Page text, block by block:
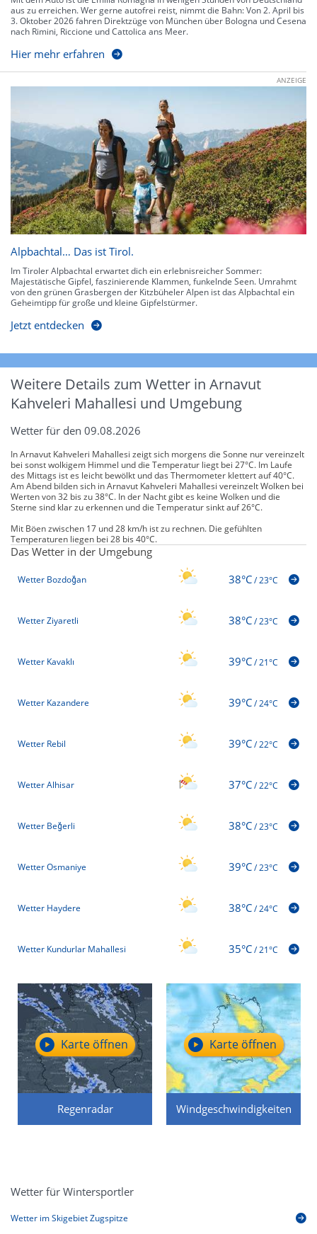
aus zu erreichen. Wer gerne autofrei reist, nimmt die Bahn: Von 2. April bis
3. Oktober 2026 fahren Direktzüge von München über Bologna und Cesena
nach Rimini, Riccione und Cattolica ans Meer.
Hier mehr erfahren
ANZEIGE
Alpbachtal… Das ist Tirol.
Im Tiroler Alpbachtal erwartet dich ein erlebnisreicher Sommer:
Majestätische Gipfel, faszinierende Klammen, funkelnde Seen. Umrahmt
von den grünen Grasbergen der Kitzbüheler Alpen ist das Alpbachtal ein
Geheimtipp für große und kleine Gipfelstürmer.
Jetzt entdecken
Weitere Details zum Wetter in Arnavut
Kahveleri Mahallesi und Umgebung
Wetter für den 09.08.2026
In Arnavut Kahveleri Mahallesi zeigt sich morgens die Sonne nur vereinzelt
bei sonst wolkigem Himmel und die Temperatur liegt bei 27°C. Im Laufe
des Mittags ist es leicht bewölkt und das Thermometer klettert auf 40°C.
Am Abend bilden sich in Arnavut Kahveleri Mahallesi vereinzelt Wolken bei
Werten von 32 bis zu 38°C. In der Nacht gibt es keine Wolken und die
Sterne sind klar zu erkennen und die Temperatur sinkt auf 26°C.
Mit Böen zwischen 17 und 28 km/h ist zu rechnen. Die gefühlten
Temperaturen liegen bei 28 bis 40°C.
Das Wetter in der Umgebung
Wetter Bozdoğan 38°C/23°C
Wetter Ziyaretli 38°C/23°C
Wetter Kavaklı 39°C/21°C
Wetter Kazandere 39°C/24°C
Wetter Rebil 39°C/22°C
Wetter Alhisar 37°C/22°C
Wetter Beğerli 38°C/23°C
Wetter Osmaniye 39°C/23°C
Wetter Haydere 38°C/24°C
Wetter Kundurlar Mahallesi 35°C/21°C
Regenradar
Karte öffnen
Windgeschwindigkeiten
Karte öffnen
Wetter für Wintersportler
Wetter im Skigebiet Zugspitze